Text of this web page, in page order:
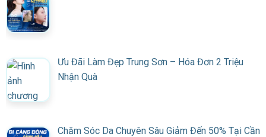
Ưu Đãi Làm Đẹp Trung Sơn – Hóa Đơn 2 Triệu
Nhận Quà
Chăm Sóc Da Chuyên Sâu Giảm Đến 50% Tại Cần